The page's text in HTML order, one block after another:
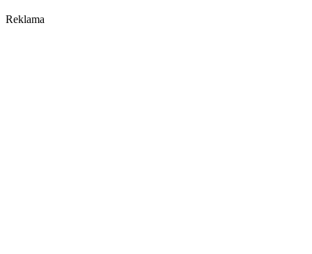
Reklama